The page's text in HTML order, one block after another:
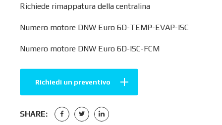
Richiede rimappatura della centralina
Numero motore DNW Euro 6D-TEMP-EVAP-ISC
Numero motore DNW Euro 6D-ISC-FCM
Richiedi un preventivo
SHARE: